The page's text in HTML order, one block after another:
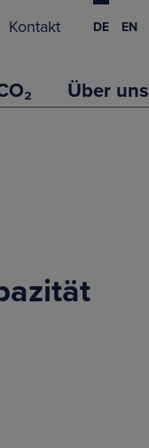
Kontakt DE EN
Über uns